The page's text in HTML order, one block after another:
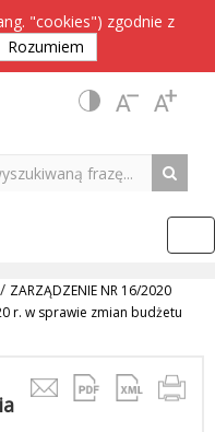
"cookies") zgodnie z
Rozumiem
/ ZARZĄDZENIE NR 16/2020
r. w sprawie zmian budżetu